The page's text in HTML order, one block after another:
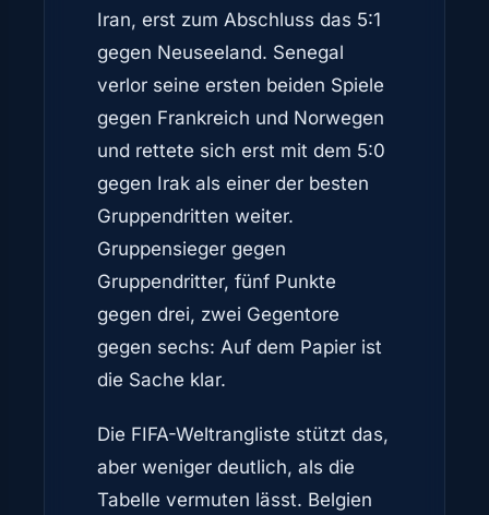
Iran, erst zum Abschluss das 5:1
gegen Neuseeland. Senegal
verlor seine ersten beiden Spiele
gegen Frankreich und Norwegen
und rettete sich erst mit dem 5:0
gegen Irak als einer der besten
Gruppendritten weiter.
Gruppensieger gegen
Gruppendritter, fünf Punkte
gegen drei, zwei Gegentore
gegen sechs: Auf dem Papier ist
die Sache klar.
Die FIFA-Weltrangliste stützt das,
aber weniger deutlich, als die
Tabelle vermuten lässt. Belgien